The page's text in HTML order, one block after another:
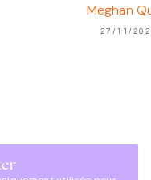
Meghan
27/11/